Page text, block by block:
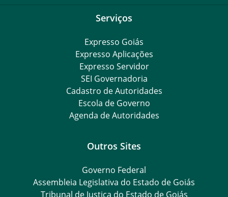
Serviços
Expresso Goiás
Expresso Aplicações
Expresso Servidor
SEI Governadoria
Cadastro de Autoridades
Escola de Governo
Agenda de Autoridades
Outros Sites
Governo Federal
Assembleia Legislativa do Estado de Goiás
Tribunal de Justiça do Estado de Goiás